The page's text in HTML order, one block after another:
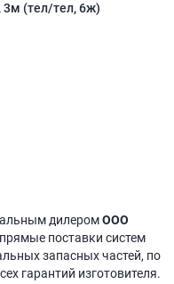
(тел/тел, 6ж)
дилеромООО
поставки систем
запасных частей, по
гарантий изготовителя.